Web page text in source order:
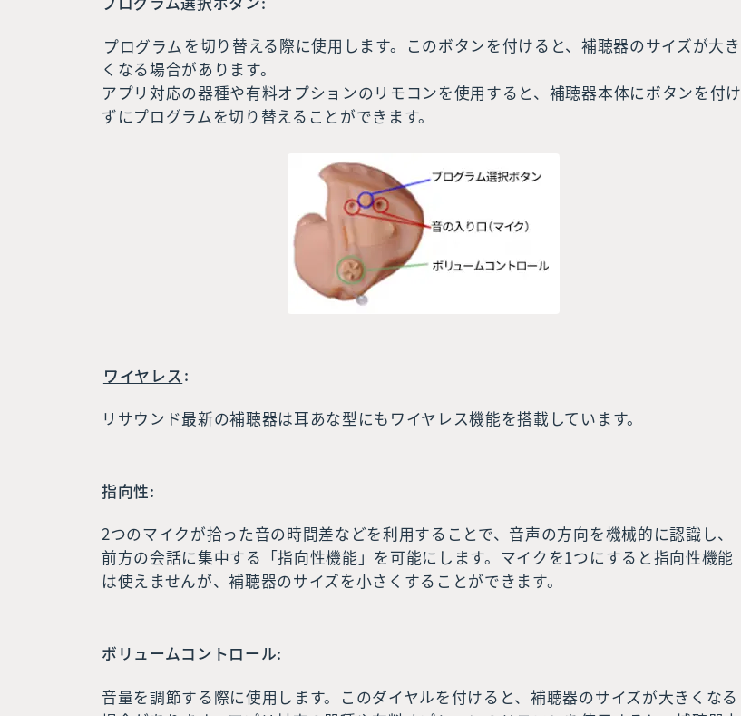
プログラム を切り替える際に使用します。このボタンを付けると、補聴器のサイズが大き
くなる場合があります。
アプリ対応の器種や有料オプションのリモコンを使用すると、補聴器本体にボタンを付け
ずにプログラムを切り替えることができます。
ワイヤレス :
リサウンド最新の補聴器は耳あな型にもワイヤレス機能を搭載しています。
指向性:
2つのマイクが拾った音の時間差などを利用することで、音声の方向を機械的に認識し、
前方の会話に集中する「指向性機能」を可能にします。マイクを1つにすると指向性機能
は使えませんが、補聴器のサイズを小さくすることができます。
ボリュームコントロール:
音量を調節する際に使用します。このダイヤルを付けると、補聴器のサイズが大きくなる